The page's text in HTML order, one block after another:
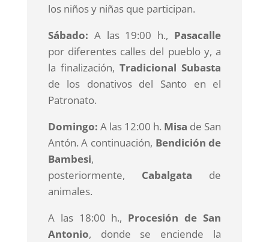
los niños y niñas que participan.
Sábado: A las 19:00 h., Pasacalle
por diferentes calles del pueblo y, a
la finalización, Tradicional Subasta
de los donativos del Santo en el
Patronato.
Domingo: A las 12:00 h. Misa de San
Antón. A continuación, Bendición de
Bambesi,
posteriormente, Cabalgata de
animales.
A las 18:00 h., Procesión de San
Antonio, donde se enciende la